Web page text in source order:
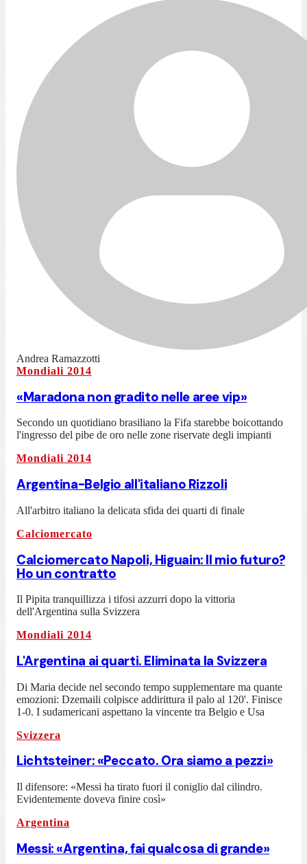
Andrea Ramazzotti
Mondiali 2014
«Maradona non gradito nelle aree vip»
Secondo un quotidiano brasiliano la Fifa starebbe boicottando
l'ingresso del pibe de oro nelle zone riservate degli impianti
Mondiali 2014
Argentina-Belgio all'italiano Rizzoli
All'arbitro italiano la delicata sfida dei quarti di finale
Calciomercato
Calciomercato Napoli, Higuain: Il mio futuro?
Ho un contratto
Il Pipita tranquillizza i tifosi azzurri dopo la vittoria
dell'Argentina sulla Svizzera
Mondiali 2014
L'Argentina ai quarti. Eliminata la Svizzera
Di Maria decide nel secondo tempo supplementare ma quante
emozioni: Dzemaili colpisce addirittura il palo al 120'. Finisce
1-0. I sudamericani aspettano la vincente tra Belgio e Usa
Svizzera
Lichtsteiner: «Peccato. Ora siamo a pezzi»
Il difensore: «Messi ha tirato fuori il coniglio dal cilindro.
Evidentemente doveva finire così»
Argentina
Messi: «Argentina, fai qualcosa di grande»